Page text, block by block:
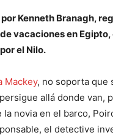
Kenneth Branagh,
vacaciones en
el Nilo.
Mackey, no soporta que
allá donde
la novia en el barco,
el detective